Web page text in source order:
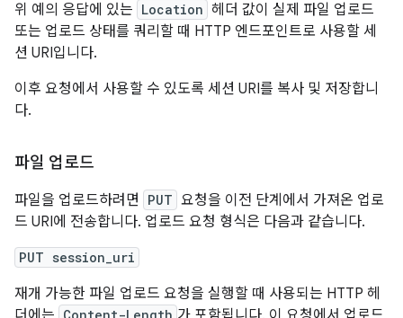
위 예의 응답에 있는 Location 헤더 값이 실제 파일 업로드
또는 업로드 상태를 쿼리할 때 HTTP 엔드포인트로 사용할 세
션 URI입니다.
이후 요청에서 사용할 수 있도록 세션 URI를 복사 및 저장합니
다.
파일 업로드
파일을 업로드하려면 PUT 요청을 이전 단계에서 가져온 업로
드 URI에 전송합니다. 업로드 요청 형식은 다음과 같습니다.
PUT session_uri
재개 가능한 파일 업로드 요청을 실행할 때 사용되는 HTTP 헤